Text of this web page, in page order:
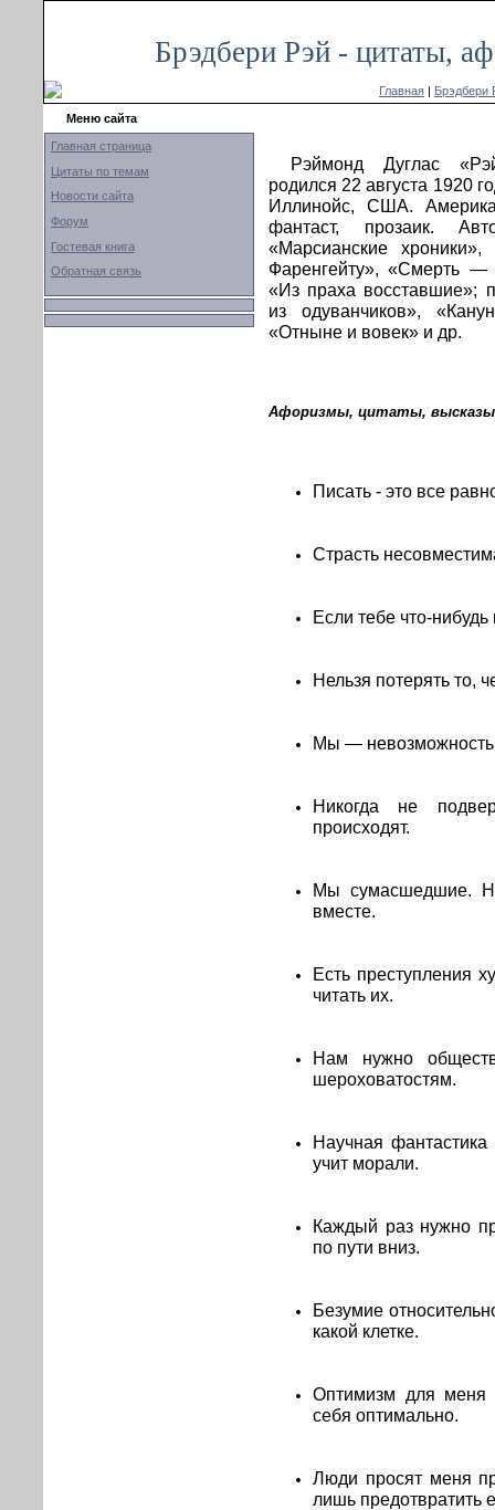
Брэдбери Рэй - цитаты,
Главная | Брэдбери
Меню сайта
Главная страница
Цитаты по темам
Новости сайта
Форум
Гостевая книга
Обратная связь
Рэймонд Дуглас
родился 22 августа 1920
Иллинойс, США.
фантаст, прозаик.
«Марсианские
Фаренгейту», «Смерть —
«Из праха восставшие»;
из одуванчиков»,
«Отныне и вовек» и др.
Афоризмы, цитаты,
Писать - это все
Страсть
Если тебе что-
Нельзя потерять то,
Мы — невозможность
Никогда не
происходят.
Мы сумасшедшие.
вместе.
Есть преступления
читать их.
Нам нужно
шероховатостям.
Научная фантастика
учит морали.
Каждый раз нужно
по пути вниз.
Безумие
какой клетке.
Оптимизм для меня
себя оптимально.
Люди просят меня
лишь предотвратить